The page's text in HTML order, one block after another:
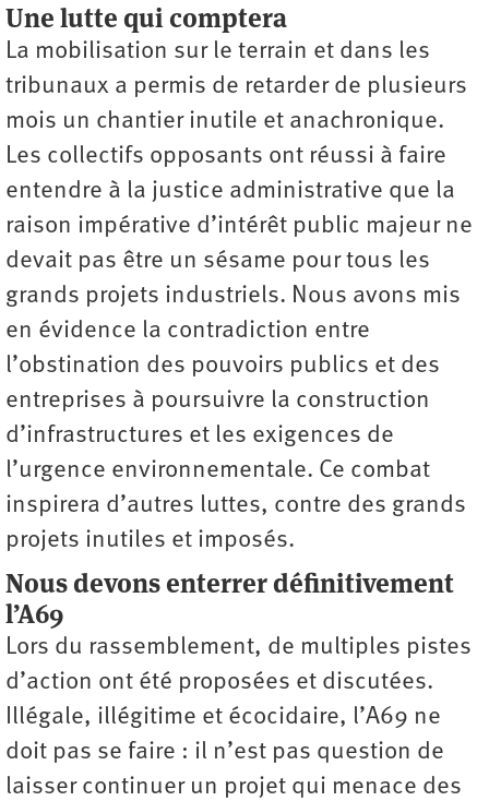
Une lutte qui comptera
La mobilisation sur le terrain et dans les
tribunaux a permis de retarder de plusieurs
mois un chantier inutile et anachronique.
Les collectifs opposants ont réussi à faire
entendre à la justice administrative que la
raison impérative d’intérêt public majeur ne
devait pas être un sésame pour tous les
grands projets industriels. Nous avons mis
en évidence la contradiction entre
l’obstination des pouvoirs publics et des
entreprises à poursuivre la construction
d’infrastructures et les exigences de
l’urgence environnementale. Ce combat
inspirera d’autres luttes, contre des grands
projets inutiles et imposés.
Nous devons enterrer définitivement
l’A69
Lors du rassemblement, de multiples pistes
d’action ont été proposées et discutées.
Illégale, illégitime et écocidaire, l’A69 ne
doit pas se faire : il n’est pas question de
laisser continuer un projet qui menace des